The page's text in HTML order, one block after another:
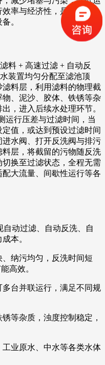
率与经济性，是实现高
。
料 + 高速过滤 + 自动反
装置均匀分配至滤池顶
料层，利用滤料的物理截
、泥沙、胶体、铁锈等杂
，进入后续水处理环节。
运行压差与过滤时间，当
值，或达到预设过滤时间
水阀、打开反洗阀与排污
层，将截留的污物随反洗
换至过滤状态，全程无需
大流量、间歇性运行等各
动过滤、自动反洗、自
本。
纳污均匀，反洗时间短
高效。
台并联运行，满足不同规
等杂质，浊度控制稳定，
业原水、中水等各类水体